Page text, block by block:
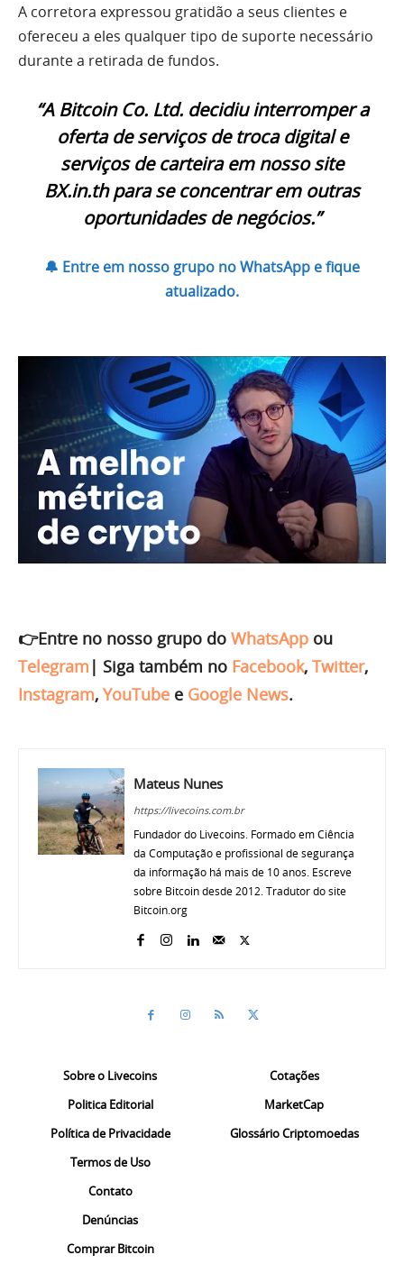
A corretora expressou gratidão a seus clientes e
ofereceu a eles qualquer tipo de suporte necessário
durante a retirada de fundos.
“A Bitcoin Co. Ltd. decidiu interromper a
oferta de serviços de troca digital e
serviços de carteira em nosso site
BX.in.th para se concentrar em outras
oportunidades de negócios.”
🔔 Entre em nosso grupo no WhatsApp e fique
atualizado.
👉Entre no nosso grupo do WhatsApp ou
Telegram | Siga também no Facebook, Twitter,
Instagram, YouTube e Google News.
Mateus Nunes
https://livecoins.com.br
Fundador do Livecoins. Formado em Ciência
da Computação e profissional de segurança
da informação há mais de 10 anos. Escreve
sobre Bitcoin desde 2012. Tradutor do site
Bitcoin.org
Sobre o Livecoins
Politica Editorial
Política de Privacidade
Termos de Uso
Contato
Denúncias
Comprar Bitcoin
Cotações
MarketCap
Glossário Criptomoedas